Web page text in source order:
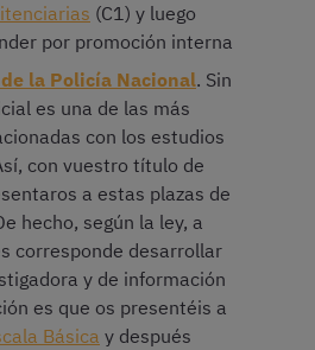
(C1) y luego
por promoción interna
la Policía Nacional. Sin
es una de las más
con los estudios
con vuestro título de
a estas plazas de
hecho, según la ley, a
corresponde desarrollar
y de información
es que os presentéis a
Básica y después